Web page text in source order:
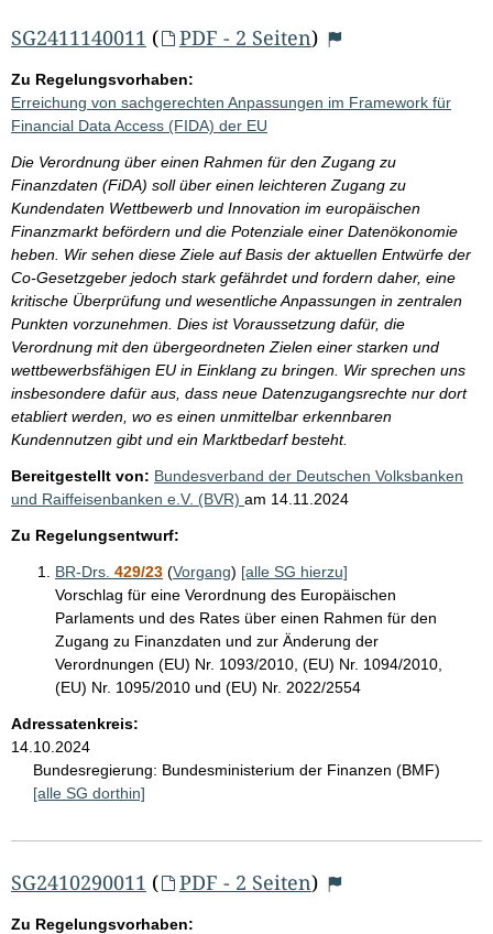
SG2411140011 ( PDF - 2 Seiten)
Zu Regelungsvorhaben:
Erreichung von sachgerechten Anpassungen im Framework für
Financial Data Access (FIDA) der EU
Die Verordnung über einen Rahmen für den Zugang zu
Finanzdaten (FiDA) soll über einen leichteren Zugang zu
Kundendaten Wettbewerb und Innovation im europäischen
Finanzmarkt befördern und die Potenziale einer Datenökonomie
heben. Wir sehen diese Ziele auf Basis der aktuellen Entwürfe der
Co-Gesetzgeber jedoch stark gefährdet und fordern daher, eine
kritische Überprüfung und wesentliche Anpassungen in zentralen
Punkten vorzunehmen. Dies ist Voraussetzung dafür, die
Verordnung mit den übergeordneten Zielen einer starken und
wettbewerbsfähigen EU in Einklang zu bringen. Wir sprechen uns
insbesondere dafür aus, dass neue Datenzugangsrechte nur dort
etabliert werden, wo es einen unmittelbar erkennbaren
Kundennutzen gibt und ein Marktbedarf besteht.
Bereitgestellt von: Bundesverband der Deutschen Volksbanken
und Raiffeisenbanken e.V. (BVR) am 14.11.2024
Zu Regelungsentwurf:
BR-Drs. 429/23 (Vorgang) [alle SG hierzu]
Vorschlag für eine Verordnung des Europäischen
Parlaments und des Rates über einen Rahmen für den
Zugang zu Finanzdaten und zur Änderung der
Verordnungen (EU) Nr. 1093/2010, (EU) Nr. 1094/2010,
(EU) Nr. 1095/2010 und (EU) Nr. 2022/2554
Adressatenkreis:
14.10.2024
Bundesregierung: Bundesministerium der Finanzen (BMF)
[alle SG dorthin]
SG2410290011 ( PDF - 2 Seiten)
Zu Regelungsvorhaben: